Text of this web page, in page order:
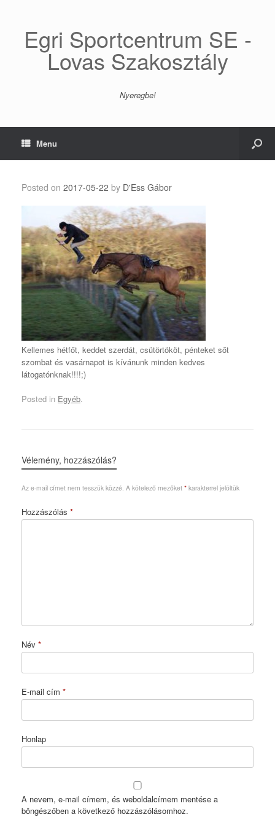
Egri Sportcentrum SE -
Lovas Szakosztály
Nyeregbe!
Menu
Posted on 2017-05-22 by D'Ess Gábor
Kellemes hétfőt, keddet szerdát, csütörtököt, pénteket sőt
szombat és vasárnapot is kívánunk minden kedves
látogatónknak!!!!;)
Posted in Egyéb.
Vélemény, hozzászólás?
Az e-mail címet nem tesszük közzé. A kötelező mezőket * karakterrel jelöltük
Hozzászólás *
Név *
E-mail cím *
Honlap
A nevem, e-mail címem, és weboldalcímem mentése a
böngészőben a következő hozzászólásomhoz.